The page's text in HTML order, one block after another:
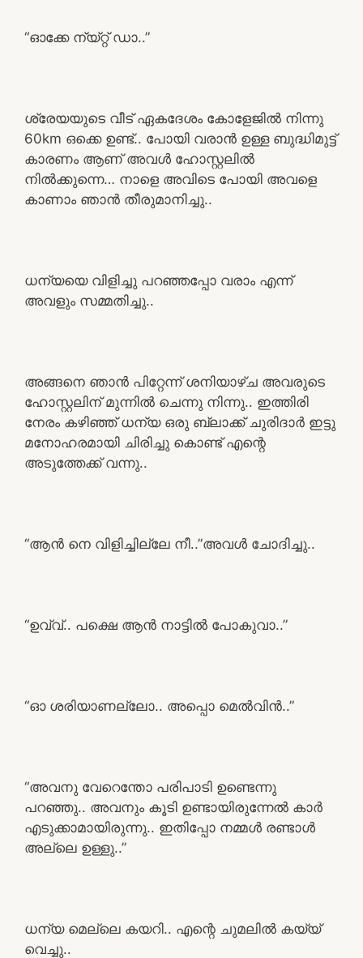
“ഓക്കേ ന്യ്റ്റ് ഡാ..”
ശ്രേയയുടെ വീട് ഏകദേശം കോളേജിൽ നിന്നു
60km ഒക്കെ ഉണ്ട്.. പോയി വരാൻ ഉള്ള ബുദ്ധിമുട്ട്
കാരണം ആണ് അവൾ ഹോസ്റ്റലിൽ
നിൽക്കുന്നെ… നാളെ അവിടെ പോയി അവളെ
കാണാം ഞാൻ തീരുമാനിച്ചു..
ധന്യയെ വിളിച്ചു പറഞ്ഞപ്പോ വരാം എന്ന്
അവളും സമ്മതിച്ചു..
അങ്ങനെ ഞാൻ പിറ്റേന്ന് ശനിയാഴ്ച അവരുടെ
ഹോസ്റ്റലിന് മുന്നിൽ ചെന്നു നിന്നു.. ഇത്തിരി
നേരം കഴിഞ്ഞ് ധന്യ ഒരു ബ്ലാക്ക് ചുരിദാർ ഇട്ടു
മനോഹരമായി ചിരിച്ചു കൊണ്ട് എന്റെ
അടുത്തേക്ക് വന്നു..
“ആൻ നെ വിളിച്ചില്ലേ നീ..”അവൾ ചോദിച്ചു..
“ഉവ്വ്.. പക്ഷെ ആൻ നാട്ടിൽ പോകുവാ..”
“ഓ ശരിയാണല്ലോ.. അപ്പൊ മെൽവിൻ..”
“അവനു വേറെന്തോ പരിപാടി ഉണ്ടെന്നു
പറഞ്ഞു.. അവനും കൂടി ഉണ്ടായിരുന്നേൽ കാർ
എടുക്കാമായിരുന്നു.. ഇതിപ്പോ നമ്മൾ രണ്ടാൾ
അല്ലെ ഉള്ളു..”
ധന്യ മെല്ലെ കയറി.. എന്റെ ചുമലിൽ കയ്യ്
വെച്ചു..